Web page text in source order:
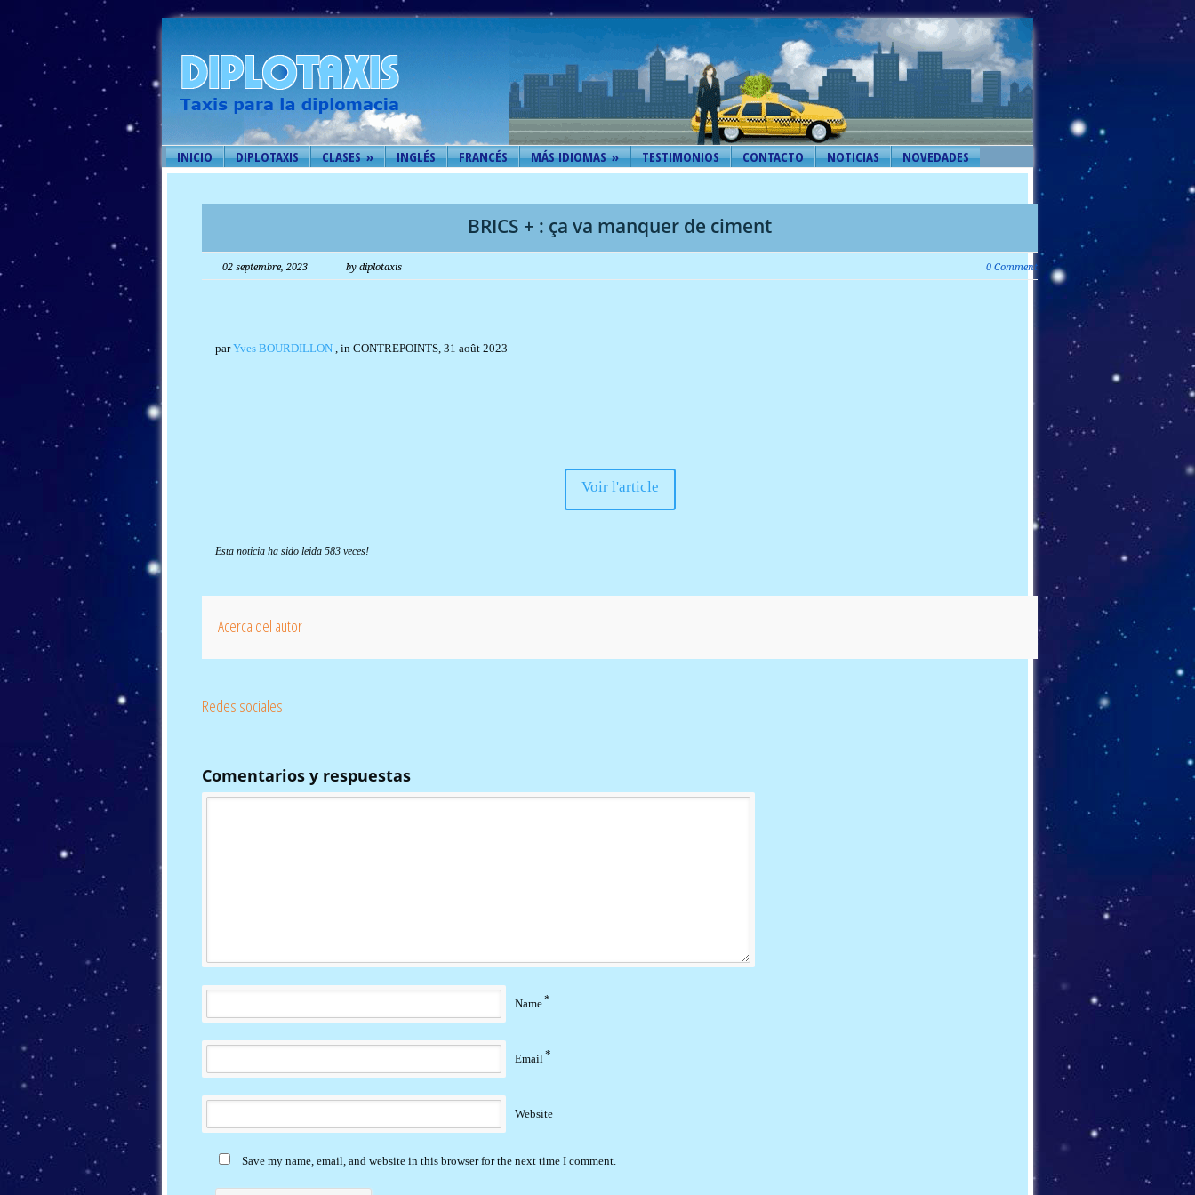
INICIO DIPLOTAXIS CLASES» INGLÉS FRANCÉS MÁS IDIOMAS» TESTIMONIOS CONTACTO NOTICIAS NOVEDADES
BRICS + : ça va manquer de ciment
02 septembre, 2023 by diplotaxis 0 Comment
parYves BOURDILLON in CONTREPOINTS, 31 août 2023
Voir l'article
Esta noticia ha sido leida 583 veces!
Acerca del autor
Redes sociales
Comentarios y respuestas
Name*
Email *
Website
Save my name, email, and website in this browser for the next time I comment.